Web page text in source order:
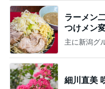
ラーメン
つけメン
主に新潟グ
細川直美